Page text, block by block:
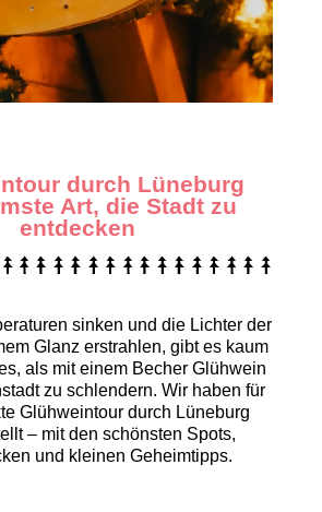
durch Lüneburg
Art, die Stadt zu
entdecken
sinken und die Lichter der
Glanz erstrahlen, gibt es kaum
als mit einem Becher Glühwein
zu schlendern. Wir haben für
Glühweintour durch Lüneburg
– mit den schönsten Spots,
und kleinen Geheimtipps.